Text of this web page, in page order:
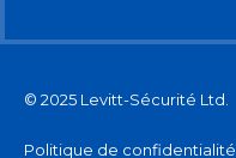
© 2025 Levitt-Sécurité Ltd.
Politique de confidentialité